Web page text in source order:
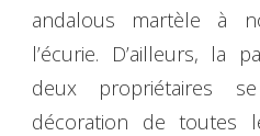
andalous martèle à
l’écurie. D’ailleurs, la
deux propriétaires
décoration de toutes